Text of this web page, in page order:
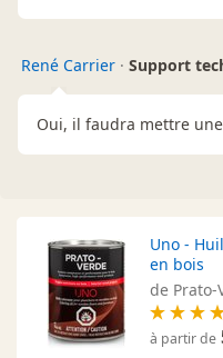
René Carrier · Support
Oui, il faudra mettre
Uno -
en bois
de Prato-
à partir de